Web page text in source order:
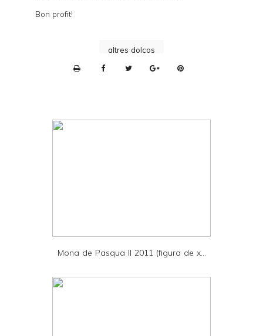
Bon profit!
altres dolços
n
d
Mona de Pasqua II 2011 (figura de x...